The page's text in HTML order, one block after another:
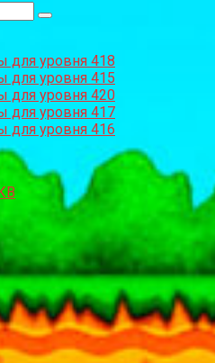
для уровня 418
для уровня 415
для уровня 420
для уровня 417
для уровня 416